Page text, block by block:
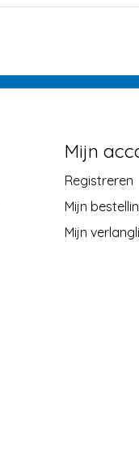
Mijn
Registreren
Mijn
Mijn